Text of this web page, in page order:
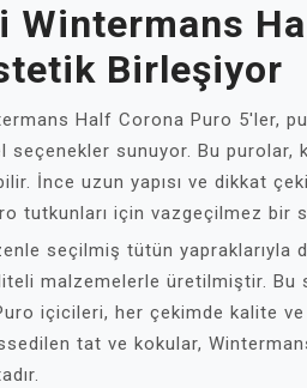
Wintermans
Birleşiyor
Half Corona Puro 5'ler,
seçenekler sunuyor. Bu
İnce uzun yapısı ve dikkat
tutkunları için vazgeçilmez bir
seçilmiş tütün yapraklarıyla
malzemelerle üretilmiştir.
içicileri, her çekimde kalite
tat ve kokular,